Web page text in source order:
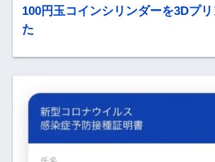
100円玉コインシリンダーを3Dプ
た